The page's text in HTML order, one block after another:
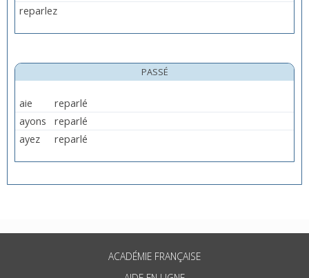
reparlez
PASSÉ
aie
reparlé
ayons
reparlé
ayez
reparlé
ACADÉMIE FRANÇAISE